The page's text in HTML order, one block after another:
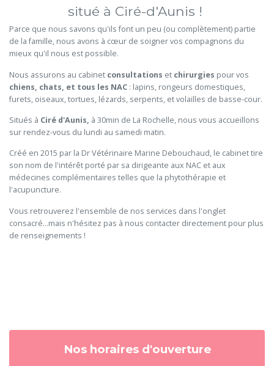
situé à Ciré-d'Aunis !
Parce que nous savons qu'ils font un peu (ou complètement) partie
de la famille, nous avons à cœur de soigner vos compagnons du
mieux qu'il nous est possible.
Nous assurons au cabinet consultations et chirurgies pour vos
chiens, chats, et tous les NAC : lapins, rongeurs domestiques,
furets, oiseaux, tortues, lézards, serpents, et volailles de basse-cour.
Situés à Ciré d'Aunis, à 30min de La Rochelle, nous vous accueillons
sur rendez-vous du lundi au samedi matin.
Créé en 2015 par la Dr Vétérinaire Marine Debouchaud, le cabinet tire
son nom de l'intérêt porté par sa dirigeante aux NAC et aux
médecines complémentaires telles que la phytothérapie et
l'acupuncture.
Vous retrouverez l'ensemble de nos services dans l'onglet
consacré...mais n'hésitez pas à nous contacter directement pour plus
de renseignements !
Nos horaires d'ouverture